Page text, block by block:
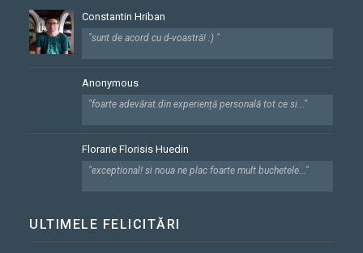
Constantin Hriban
"sunt de acord cu d-voastră! :) "
Anonymous
"foarte adevărat.din experiență personală tot ce si..."
Florarie Florisis Huedin
"exceptional! si noua ne plac foarte mult buchetele..."
ULTIMELE FELICITĂRI